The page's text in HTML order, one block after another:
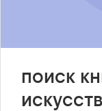
поиск